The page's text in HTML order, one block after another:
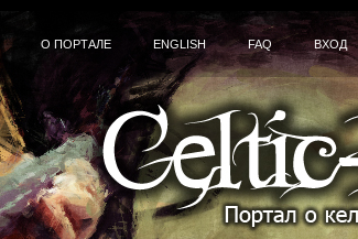
О ПОРТАЛЕ ENGLISH FAQ ВХОД